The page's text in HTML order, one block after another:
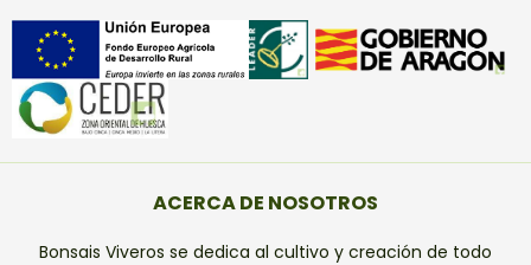
ACERCA DE NOSOTROS
Bonsais Viveros se dedica al cultivo y creación de todo